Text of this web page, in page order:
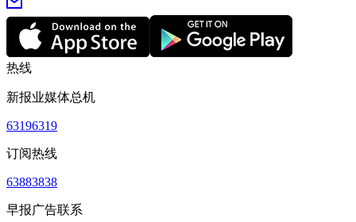
热线
新报业媒体总机
63196319
订阅热线
63883838
早报广告联系